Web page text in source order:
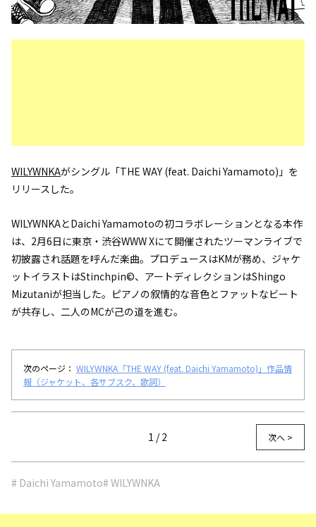
WILYWNKAがシングル「THE WAY (feat. Daichi Yamamoto)」を
リリースした。
WILYWNKAとDaichi Yamamotoの初コラボレーションとなる本作
は、2月6日に東京・渋谷WWW Xにて開催されたツーマンライブで
初披露され話題を呼んだ楽曲。プロデュースはKMが務め、ジャケ
ットイラストはStinchpin©、アートディレクションはShingo
Mizutaniが担当した。ピアノの叙情的な音色とファットなビート
が共存し、二人のMCが己の道を進む。
次のページ： WILYWNKA「THE WAY (feat. Daichi Yamamoto)」作品情
報（ジャケット、各サブスク、歌詞）
1 / 2 次へ >
# Daichi Yamamoto# WILYWNKA